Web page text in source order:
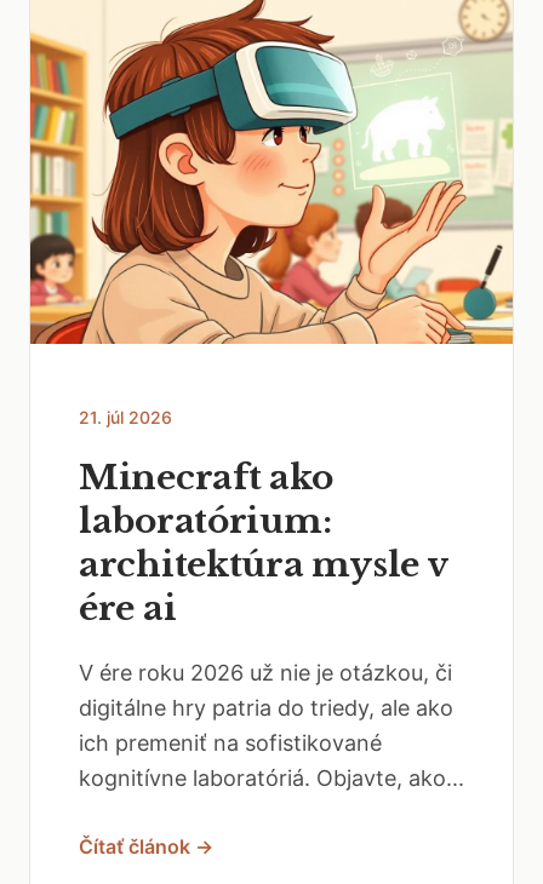
21. júl 2026
Minecraft ako
laboratórium:
architektúra mysle v
ére ai
V ére roku 2026 už nie je otázkou, či
digitálne hry patria do triedy, ale ako
ich premeniť na sofistikované
kognitívne laboratóriá. Objavte, ako...
Čítať článok →